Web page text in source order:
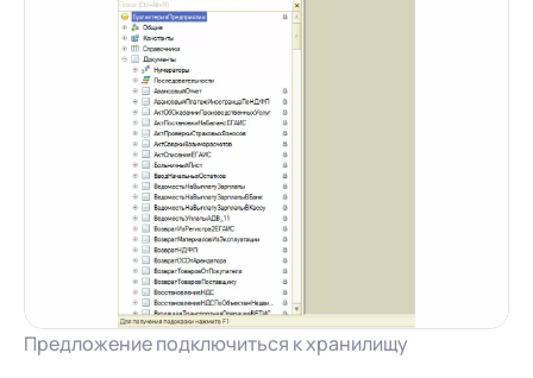
Предложение подключиться к хранилищу